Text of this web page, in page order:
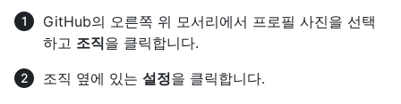
GitHub의 오른쪽 위 모서리에서 프로필 사진을 선택
하고 조직을 클릭합니다.
조직 옆에 있는 설정을 클릭합니다.